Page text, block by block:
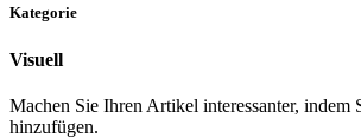
Kategorie
Visuell
Machen Sie Ihren Artikel interessanter, indem
hinzufügen.